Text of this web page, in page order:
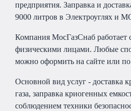
предприятия. Заправка и
9000 литров в Электроуглях и
Компания МосГазСнаб работает
физическими лицами. Любые
можно оформить на сайте или по
Основной вид услуг - доставка
газа, заправка криогенных
соблюдением техники